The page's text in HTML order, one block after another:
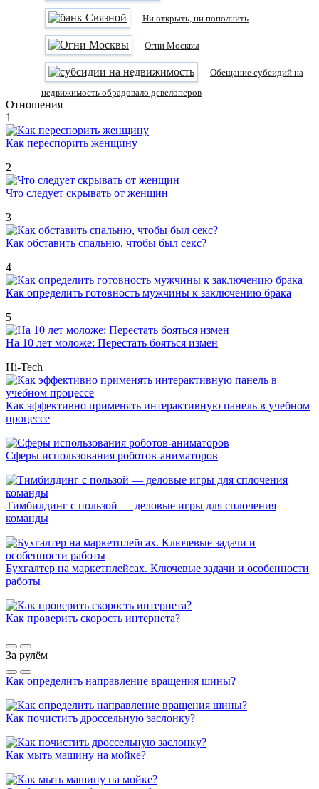
Ни открыть, ни пополнить
Огни Москвы
Обещание субсидий на
недвижимость обрадовало девелоперов
Отношения
1
Как переспорить женщину
2
Что следует скрывать от женщин
3
Как обставить спальню, чтобы был секс?
4
Как определить готовность мужчины к заключению брака
5
На 10 лет моложе: Перестать бояться измен
Hi-Tech
Как эффективно применять интерактивную панель в учебном
процессе
Сферы использования роботов-аниматоров
Тимбилдинг с пользой — деловые игры для сплочения
команды
Бухгалтер на маркетплейсах. Ключевые задачи и особенности
работы
Как проверить скорость интернета?
За рулём
Как определить направление вращения шины?
Как почистить дроссельную заслонку?
Как мыть машину на мойке?